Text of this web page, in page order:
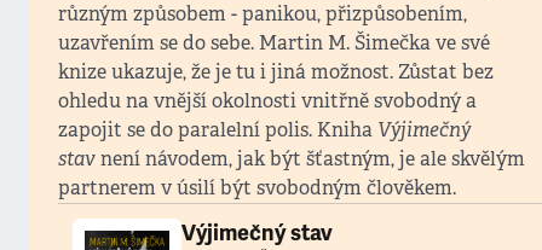
různým způsobem - panikou, přizpůsobením,
uzavřením se do sebe. Martin M. Šimečka ve své
knize ukazuje, že je tu i jiná možnost. Zůstat bez
ohledu na vnější okolnosti vnitřně svobodný a
zapojit se do paralelní polis. Kniha Výjimečný
stavnení návodem, jak být šťastným, je ale skvělým
partnerem v úsilí být svobodným člověkem.
Výjimečný stav